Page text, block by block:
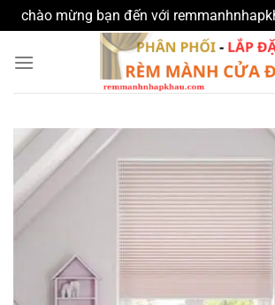
chào mừng bạn đến với
qua